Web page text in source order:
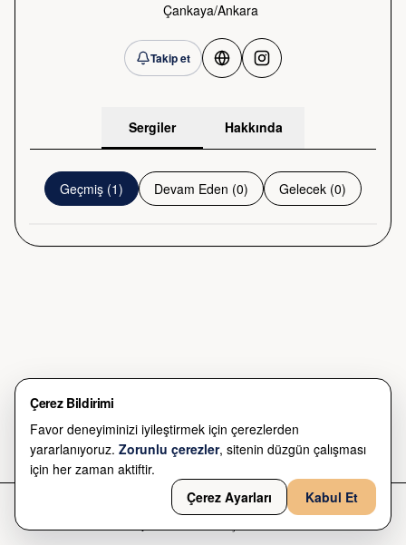
Çankaya/Ankara
Takip et
Sergiler Hakkında
Geçmiş (1) Devam Eden (0) Gelecek (0)
16 May 2026 - 30 Haz 2026
Sanat Dolu XVI Yıl
Arete, Ankara
Ücretsiz
Çerez Bildirimi
Favor deneyiminizi iyileştirmek için çerezlerden
yararlanıyoruz. Zorunlu çerezler, sitenin düzgün çalışması
için her zaman aktiftir.
Çerez Ayarları
Kabul Et